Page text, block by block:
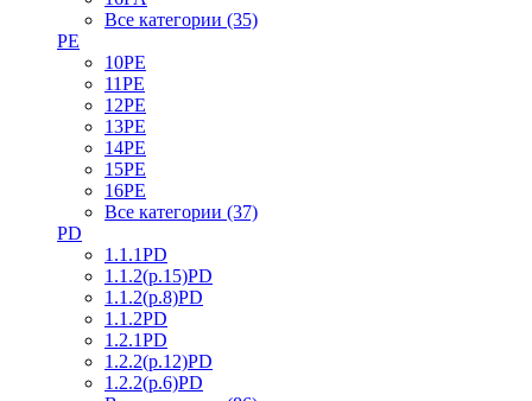
Все категории (35)
PE
10PE
11PE
12PE
13PE
14PE
15PE
16PE
Все категории (37)
PD
1.1.1PD
1.1.2(р.15)PD
1.1.2(р.8)PD
1.1.2PD
1.2.1PD
1.2.2(р.12)PD
1.2.2(р.6)PD